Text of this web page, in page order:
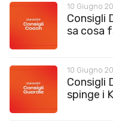
10 Giugno
Consigli
sa cosa
10 Giugno
Consigli
spinge i